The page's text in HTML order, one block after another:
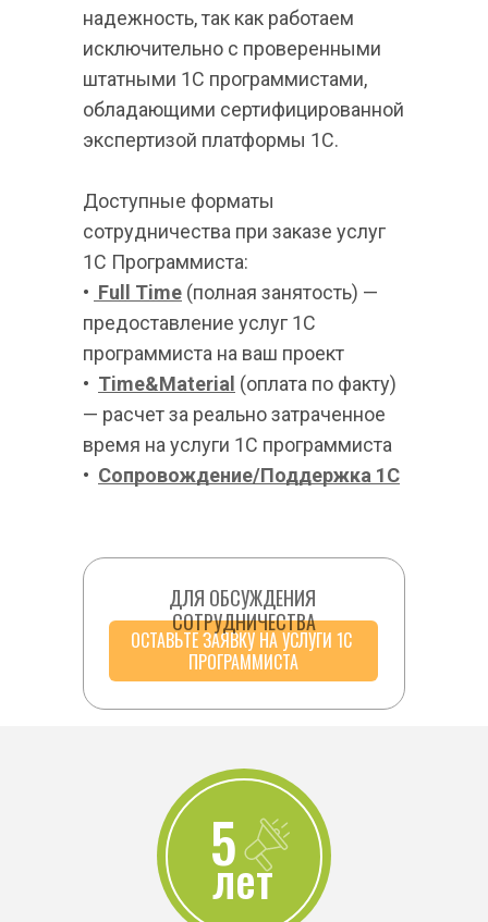
надежность, так как работаем
исключительно с проверенными
штатными 1С программистами,
обладающими сертифицированной
экспертизой платформы 1С.
Доступные форматы
сотрудничества при заказе услуг
1С Программиста:
• Full Time (полная занятость) —
предоставление услуг 1С
программиста на ваш проект
• Time&Material (оплата по факту)
— расчет за реально затраченное
время на услуги 1С программиста
• Сопровождение/Поддержка 1С
ОСТАВЬТЕ ЗАЯВКУ НА УСЛУГИ 1С
ПРОГРАММИСТА
ДЛЯ ОБСУЖДЕНИЯ
СОТРУДНИЧЕСТВА
5
лет